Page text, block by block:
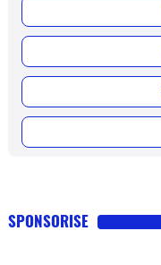
SPONSORISE